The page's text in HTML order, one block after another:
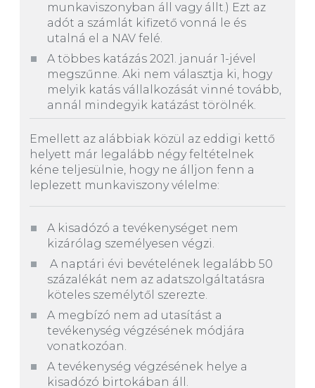
munkaviszonyban áll vagy állt.) Ezt az
adót a számlát kifizető vonná le és
utalná el a NAV felé.
A többes katázás 2021. január 1-jével
megszűnne. Aki nem választja ki, hogy
melyik katás vállalkozását vinné tovább,
annál mindegyik katázást törölnék.
Emellett az alábbiak közül az eddigi kettő
helyett már legalább négy feltételnek
kéne teljesülnie, hogy ne álljon fenn a
leplezett munkaviszony vélelme:
A kisadózó a tevékenységet nem
kizárólag személyesen végzi.
A naptári évi bevételének legalább 50
százalékát nem az adatszolgáltatásra
köteles személytől szerezte.
A megbízó nem ad utasítást a
tevékenység végzésének módjára
vonatkozóan.
A tevékenység végzésének helye a
kisadózó birtokában áll.